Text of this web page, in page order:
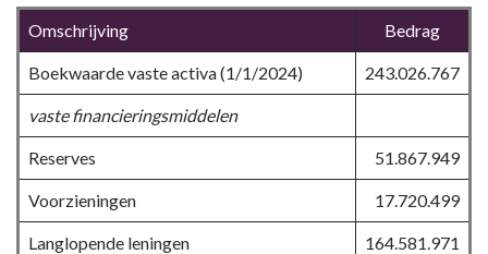
Omschrijving Bedrag
Boekwaarde vaste activa (1/1/2024) 243.026.767
vaste financieringsmiddelen
Reserves 51.867.949
Voorzieningen 17.720.499
Langlopende leningen 164.581.971